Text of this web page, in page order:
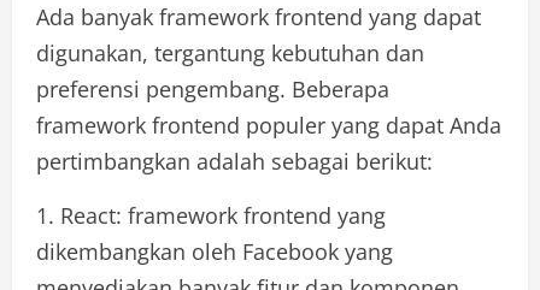
Ada banyak framework frontend yang dapat
digunakan, tergantung kebutuhan dan
preferensi pengembang. Beberapa
framework frontend populer yang dapat Anda
pertimbangkan adalah sebagai berikut:
1. React: framework frontend yang
dikembangkan oleh Facebook yang